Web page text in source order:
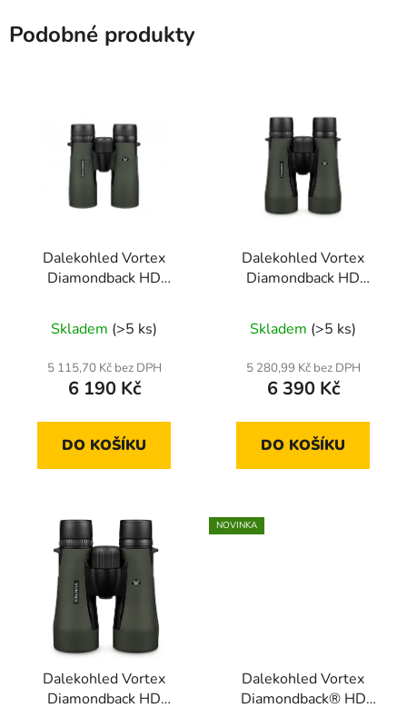
Podobné produkty
Dalekohled Vortex
Diamondback HD
Skladem (>5 ks)
5 115,70 Kč bez DPH
6 190 Kč
DO KOŠÍKU
Dalekohled Vortex
Diamondback HD
Skladem (>5 ks)
5 280,99 Kč bez DPH
6 390 Kč
DO KOŠÍKU
Dalekohled Vortex
Diamondback HD
NOVINKA
Dalekohled Vortex
Diamondback® HD